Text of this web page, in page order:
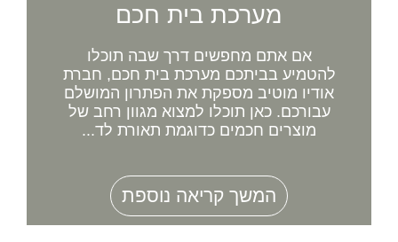
מערכת בית חכם
אם אתם מחפשים דרך שבה תוכלו
להטמיע בביתכם מערכת בית חכם, חברת
אודיו מוטיב מספקת את הפתרון המושלם
עבורכם. כאן תוכלו למצוא מגוון רחב של
מוצרים חכמים כדוגמת תאורת לד...
המשך קריאה נוספת